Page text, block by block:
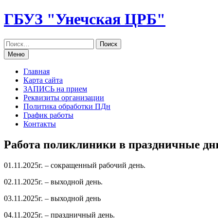
Перейти
к
ГБУЗ "Унечская ЦРБ"
Меню
Главная
Карта сайта
ЗАПИСЬ на прием
Реквизиты организации
Политика обработки ПДн
График работы
Контакты
Работа поликлиники в праздничные
01.11.2025г. – сокращенный рабочий день.
02.11.2025г. – выходной день.
03.11.2025г. – выходной день
04.11.2025г. – праздничный день.